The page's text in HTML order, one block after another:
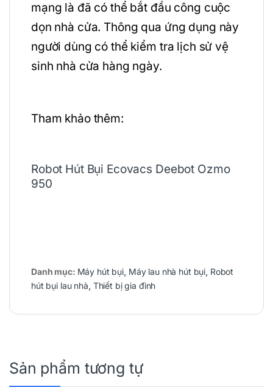
mạng là đã có thể bắt đầu công cuộc
dọn nhà cửa. Thông qua ứng dụng này
người dùng có thể kiểm tra lịch sử vệ
sinh nhà cửa hàng ngày.
Tham khảo thêm:
Robot Hút Bụi Ecovacs Deebot Ozmo
950
Danh mục: Máy hút bụi, Máy lau nhà hút bụi, Robot
hút bụi lau nhà, Thiết bị gia đình
Sản phẩm tương tự